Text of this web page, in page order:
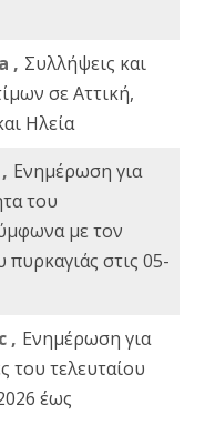
, Συλλήψεις και
σε Αττική,
Ηλεία
Ενημέρωση για
του
με τον
στις 05-
, Ενημέρωση για
του τελευταίου
έως